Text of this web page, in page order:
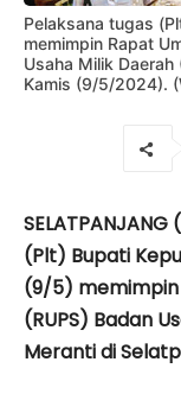
Pelaksana tugas
memimpin Rapat
Usaha Milik
Kamis (9/5/2024).
(Plt) Bupati
(9/5) memimpin
(RUPS) Badan
Meranti di